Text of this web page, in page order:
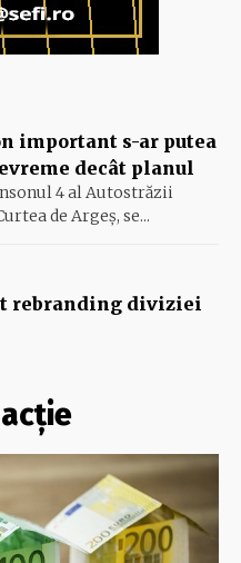
important s-ar putea
decât planul
4 al Autostrăzii
de Argeş, se...
rebranding diviziei